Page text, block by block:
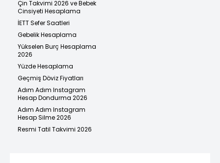
Çin Takvimi 2026 ve Bebek
Cinsiyeti Hesaplama
İETT Sefer Saatleri
Gebelik Hesaplama
Yükselen Burç Hesaplama
2026
Yüzde Hesaplama
Geçmiş Döviz Fiyatları
Adım Adım Instagram
Hesap Dondurma 2026
Adım Adım Instagram
Hesap Silme 2026
Resmi Tatil Takvimi 2026